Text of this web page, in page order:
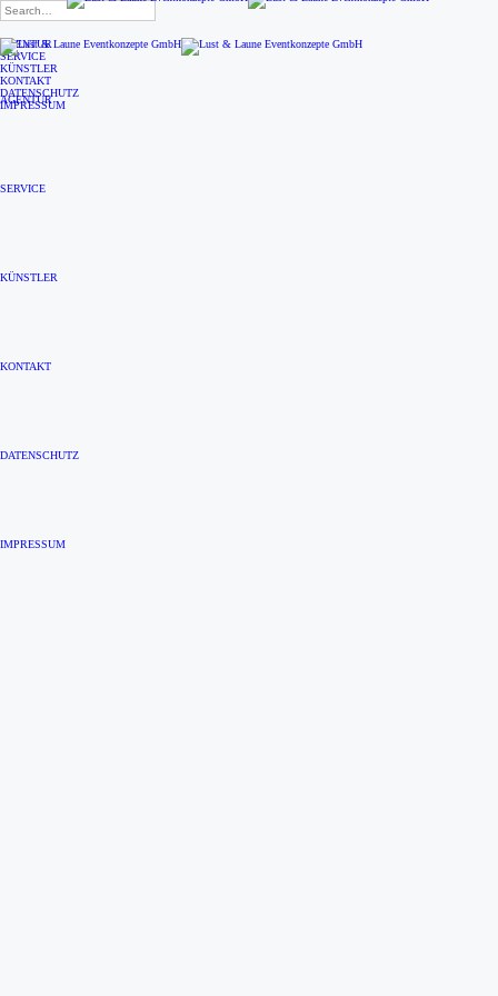
Search
for:
AGENTUR
SERVICE
KÜNSTLER
KONTAKT
DATENSCHUTZ
IMPRESSUM
AGENTUR
SERVICE
KÜNSTLER
KONTAKT
DATENSCHUTZ
IMPRESSUM